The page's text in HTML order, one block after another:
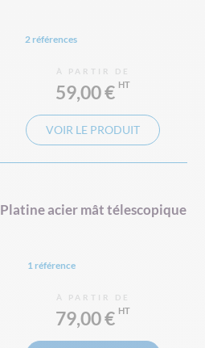
2 références
À PARTIR DE
59,00 €
VOIR LE PRODUIT
Platine acier mât télescopique
1 référence
À PARTIR DE
79,00 €